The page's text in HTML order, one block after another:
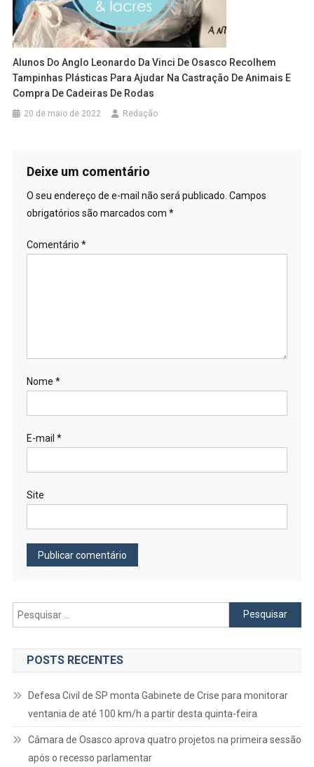
Alunos Do Anglo Leonardo Da Vinci De Osasco Recolhem
Tampinhas Plásticas Para Ajudar Na Castração De Animais E
Compra De Cadeiras De Rodas
20 de maio de 2022 Redação
Deixe um comentário
O seu endereço de e-mail não será publicado. Campos
obrigatórios são marcados com *
Comentário *
Nome *
E-mail *
Site
Pesquisar
por:
POSTS RECENTES
Defesa Civil de SP monta Gabinete de Crise para monitorar
ventania de até 100 km/h a partir desta quinta-feira
Câmara de Osasco aprova quatro projetos na primeira sessão
após o recesso parlamentar